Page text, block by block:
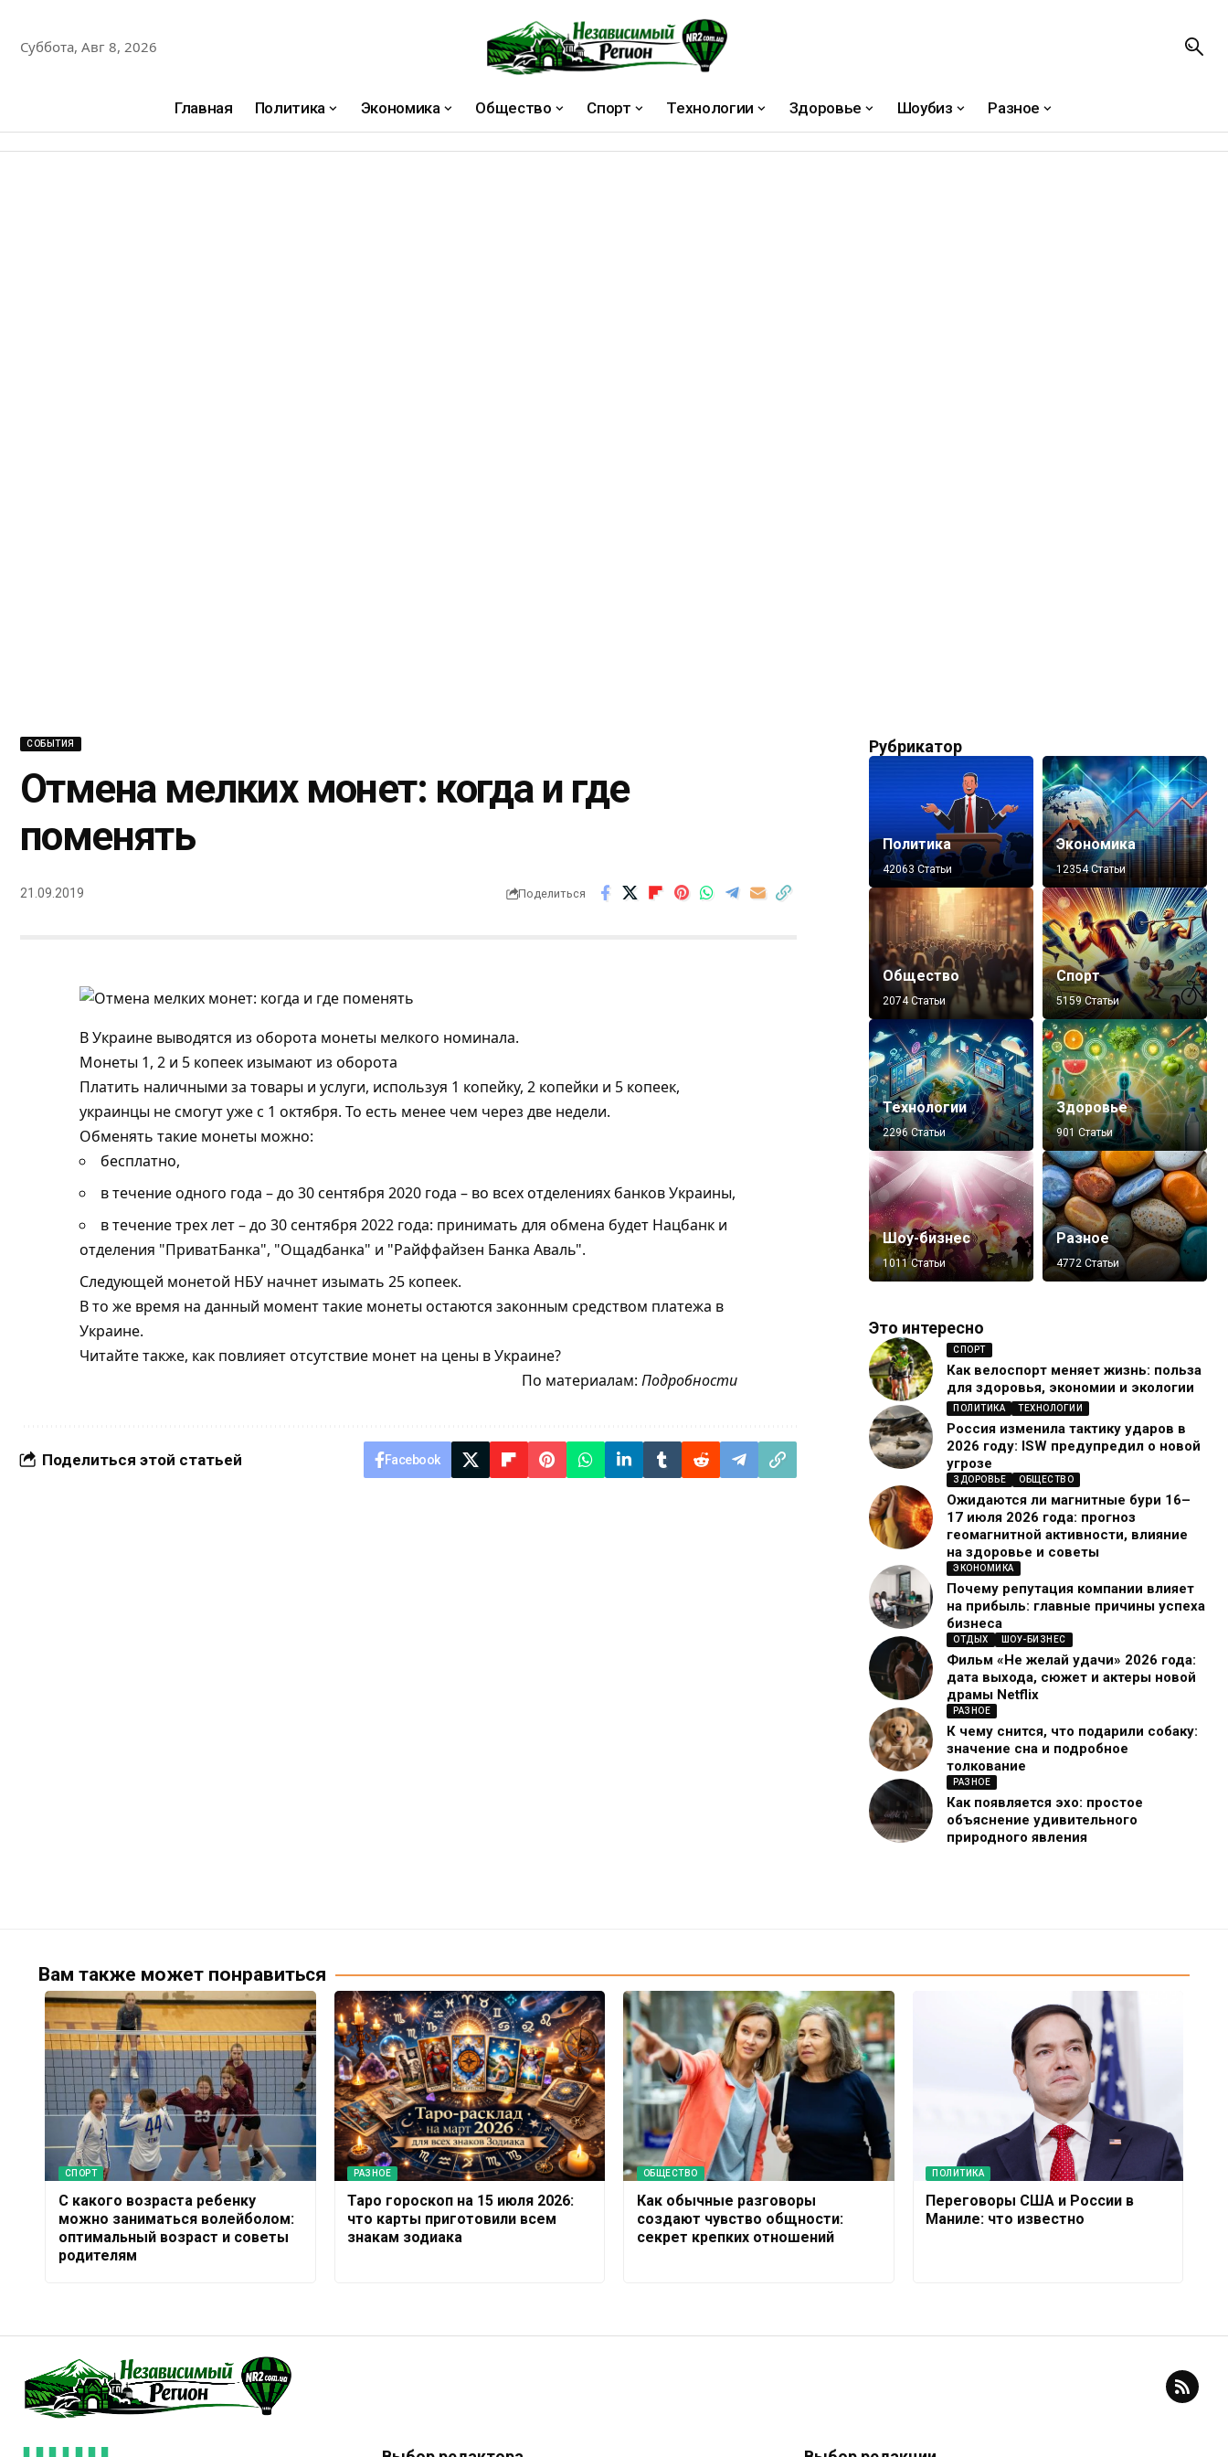
Суббота, Авг 8, 2026
Главная Политика Экономика Общество Спорт Технологии Здоровье Шоубиз Разное
СОБЫТИЯ
Отмена мелких монет: когда и где
поменять
21.09.2019 Поделиться
В Украине выводятся из оборота монеты мелкого номинала.
Монеты 1, 2 и 5 копеек изымают из оборота
Платить наличными за товары и услуги, используя 1 копейку, 2 копейки и 5 копеек,
украинцы не смогут уже с 1 октября. То есть менее чем через две недели.
Обменять такие монеты можно:
бесплатно,
в течение одного года – до 30 сентября 2020 года – во всех отделениях банков Украины,
в течение трех лет – до 30 сентября 2022 года: принимать для обмена будет Нацбанк и
отделения "ПриватБанка", "Ощадбанка" и "Райффайзен Банка Аваль".
Следующей монетой НБУ начнет изымать 25 копеек.
В то же время на данный момент такие монеты остаются законным средством платежа в
Украине.
Читайте также, как повлияет отсутствие монет на цены в Украине?
По материалам: Подробности
Поделиться этой статьей Facebook
Рубрикатор
Политика
42063 Статьи
Экономика
12354 Статьи
Общество
2074 Статьи
Спорт
5159 Статьи
Технологии
2296 Статьи
Здоровье
901 Статьи
Шоу-бизнес
1011 Статьи
Разное
4772 Статьи
Это интересно
СПОРТ
Как велоспорт меняет жизнь: польза
для здоровья, экономии и экологии
ПОЛИТИКА ТЕХНОЛОГИИ
Россия изменила тактику ударов в
2026 году: ISW предупредил о новой
угрозе
ЗДОРОВЬЕ ОБЩЕСТВО
Ожидаются ли магнитные бури 16–
17 июля 2026 года: прогноз
геомагнитной активности, влияние
на здоровье и советы
ЭКОНОМИКА
Почему репутация компании влияет
на прибыль: главные причины успеха
бизнеса
ОТДЫХ ШОУ-БИЗНЕС
Фильм «Не желай удачи» 2026 года:
дата выхода, сюжет и актеры новой
драмы Netflix
РАЗНОЕ
К чему снится, что подарили собаку:
значение сна и подробное
толкование
РАЗНОЕ
Как появляется эхо: простое
объяснение удивительного
природного явления
Вам также может понравиться
СПОРТ
С какого возраста ребенку
можно заниматься волейболом:
оптимальный возраст и советы
родителям
РАЗНОЕ
Таро гороскоп на 15 июля 2026:
что карты приготовили всем
знакам зодиака
ОБЩЕСТВО
Как обычные разговоры
создают чувство общности:
секрет крепких отношений
ПОЛИТИКА
Переговоры США и России в
Маниле: что известно